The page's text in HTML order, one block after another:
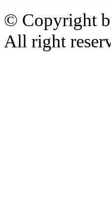
© Copyright
All right